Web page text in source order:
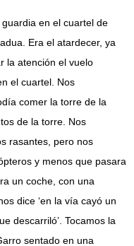
en el cuartel de
Era el atardecer, ya
la atención el vuelo
el cuartel. Nos
comer la torre de la
de la torre. Nos
rasantes, pero nos
y menos que pasara
un coche, con una
dice ‘en la vía cayó un
descarriló’. Tocamos la
sentado en una